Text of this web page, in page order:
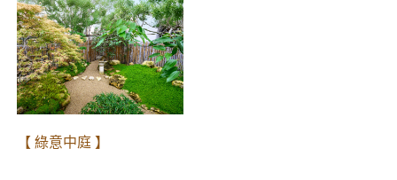
【 綠意中庭 】